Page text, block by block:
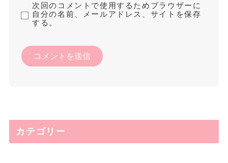
次回のコメントで使用するためブラウザーに
自分の名前、メールアドレス、サイトを保存
する。
カテゴリー